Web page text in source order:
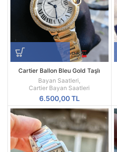
Cartier Ballon Bleu Gold Taşlı
Besel 33 MM Replika Bayan Kol
Saati
Bayan Saatleri,
Cartier Bayan Saatleri
6.500,00TL